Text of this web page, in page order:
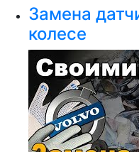
Замена
колесе